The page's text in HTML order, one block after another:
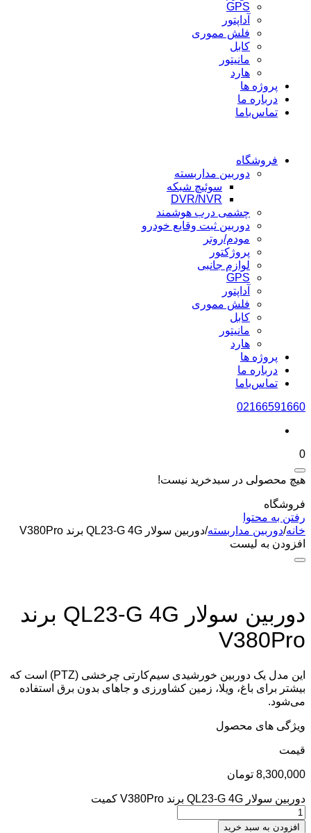
GPS
آداپتور
فلش مموری
کابل
مانیتور
هارد
پروژه ها
درباره ما
تماس‌باما
فروشگاه
دوربین مداربسته
سوئیچ شبکه
DVR/NVR
چشمی درب هوشمند
دوربین ثبت وقایع خودرو
مودم/روتر
پروژکتور
لوازم جانبی
GPS
آداپتور
فلش مموری
کابل
مانیتور
هارد
پروژه ها
درباره ما
تماس‌باما
02166591660
0
هیچ محصولی در سبدخرید نیست!
فروشگاه
رفتن به محتوا
خانه/دوربین مداربسته/دوربین سولار QL23-G 4G برند V380Pro
افزودن به لیست
دوربین سولار QL23-G 4G برند
V380Pro
این مدل یک دوربین خورشیدی سیم‌کارتی چرخشی (PTZ) است که
بیشتر برای باغ، ویلا، زمین کشاورزی و جاهای بدون برق استفاده
می‌شود.
ویژگی های محصول
قيمت
8,300,000 تومان
دوربین سولار QL23-G 4G برند V380Pro کمیت
افزودن به سبد خرید